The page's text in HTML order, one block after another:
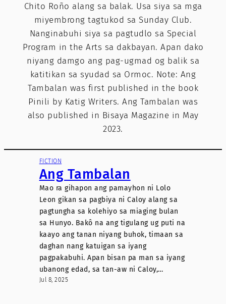
Chito Roño alang sa balak. Usa siya sa mga
miyembrong tagtukod sa Sunday Club.
Nanginabuhi siya sa pagtudlo sa Special
Program in the Arts sa dakbayan. Apan dako
niyang damgo ang pag-ugmad og balik sa
katitikan sa syudad sa Ormoc. Note: Ang
Tambalan was first published in the book
Pinili by Katig Writers. Ang Tambalan was
also published in Bisaya Magazine in May
2023.
FICTION
Ang Tambalan
Mao ra gihapon ang pamayhon ni Lolo
Leon gikan sa pagbiya ni Caloy alang sa
pagtungha sa kolehiyo sa miaging bulan
sa Hunyo. Bakô na ang tigulang ug puti na
kaayo ang tanan niyang buhok, timaan sa
daghan nang katuigan sa iyang
pagpakabuhi. Apan bisan pa man sa iyang
ubanong edad, sa tan-aw ni Caloy,…
Jul 8, 2025